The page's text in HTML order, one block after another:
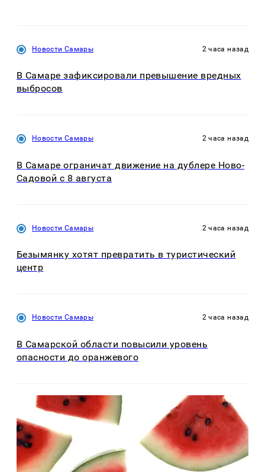
Новости Самары 2 часа назад
В Самаре зафиксировали превышение вредных
выбросов
Новости Самары 2 часа назад
В Самаре ограничат движение на дублере Ново-
Садовой с 8 августа
Новости Самары 2 часа назад
Безымянку хотят превратить в туристический
центр
Новости Самары 2 часа назад
В Самарской области повысили уровень
опасности до оранжевого